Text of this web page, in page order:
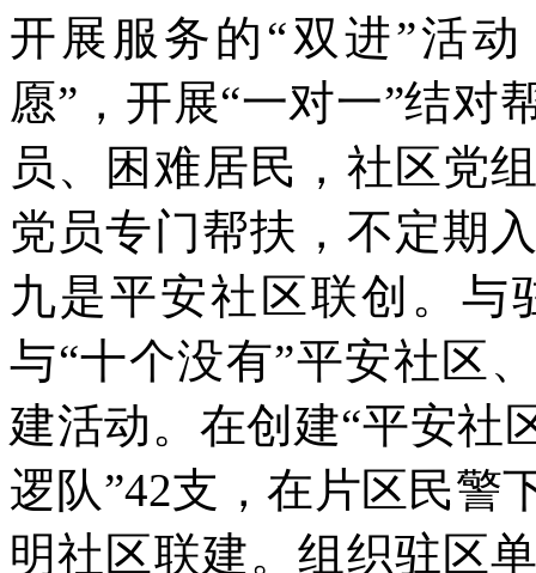
开展服务的“双进”活
愿”，开展“一对一”结对
员、困难居民，社区党
党员专门帮扶，不定期
九是平安社区联创。与
与“十个没有”平安社区
建活动。在创建“平安社
逻队”42支，在片区民警
明社区联建。组织驻区